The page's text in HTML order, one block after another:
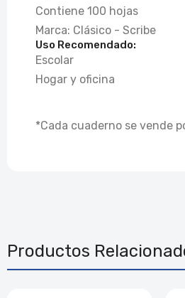
Contiene 100 hojas
Marca: Clásico - Scribe
Uso Recomendado:
Escolar
Hogar y oficina
*Cada cuaderno se vende
Productos